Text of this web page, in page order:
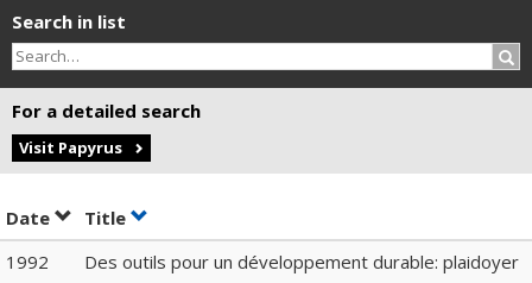
Search in list
For a detailed search
Visit Papyrus
Date Sort by date in ascending order
Title Sort by title in ascending order
1992
Des outils pour un développement durable: plaidoyer